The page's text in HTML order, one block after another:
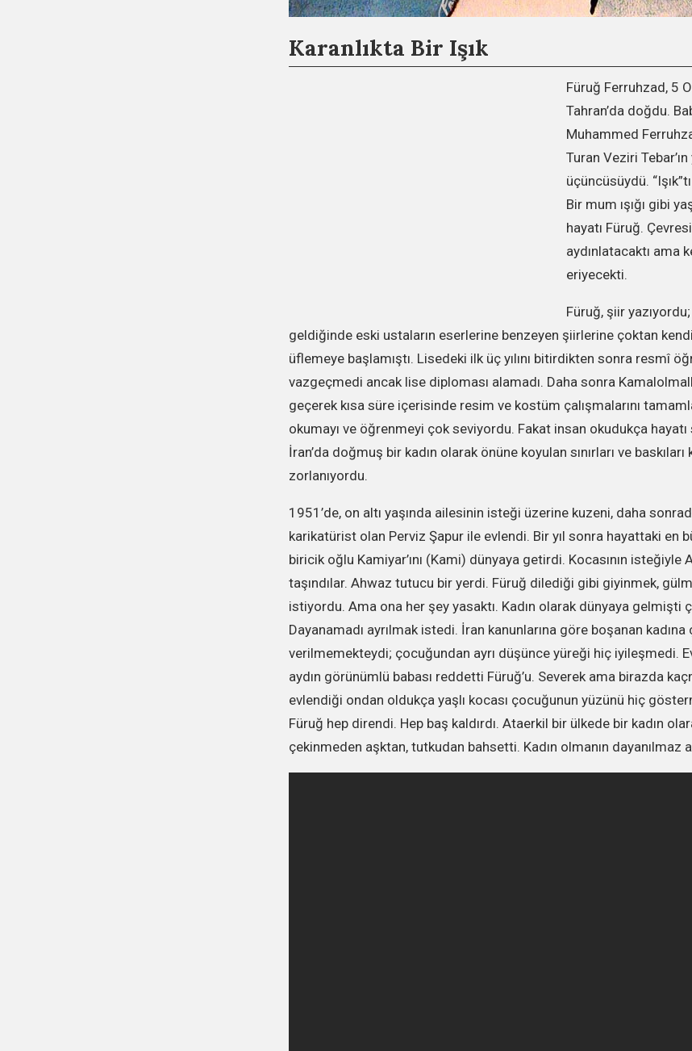
Karanlıkta Bir Işık
Füruğ Ferruhzad, 5
Tahran’da doğdu.
Muhammed
Turan Veziri
üçüncüsüydü.
Bir mum ışığı gibi
hayatı Füruğ.
aydınlatacaktı ama
eriyecekti.
Füruğ, şiir
geldiğinde eski ustaların eserlerine benzeyen şiirlerine çoktan
üflemeye başlamıştı. Lisedeki ilk üç yılını bitirdikten sonra resmî
vazgeçmedi ancak lise diploması alamadı. Daha sonra
geçerek kısa süre içerisinde resim ve kostüm çalışmalarını
okumayı ve öğrenmeyi çok seviyordu. Fakat insan okudukça hayatı
İran’da doğmuş bir kadın olarak önüne koyulan sınırları ve
zorlanıyordu.
1951’de, on altı yaşında ailesinin isteği üzerine kuzeni, daha
karikatürist olan Perviz Şapur ile evlendi. Bir yıl sonra hayattaki en
biricik oğlu Kamiyar’ını (Kami) dünyaya getirdi. Kocasının isteğiyle
taşındılar. Ahwaz tutucu bir yerdi. Füruğ dilediği gibi giyinmek,
istiyordu. Ama ona her şey yasaktı. Kadın olarak dünyaya gelmişti
Dayanamadı ayrılmak istedi. İran kanunlarına göre boşanan
verilmemekteydi; çocuğundan ayrı düşünce yüreği hiç iyileşmedi.
aydın görünümlü babası reddetti Füruğ’u. Severek ama birazda
evlendiği ondan oldukça yaşlı kocası çocuğunun yüzünü hiç
Füruğ hep direndi. Hep baş kaldırdı. Ataerkil bir ülkede bir kadın
çekinmeden aşktan, tutkudan bahsetti. Kadın olmanın dayanılmaz